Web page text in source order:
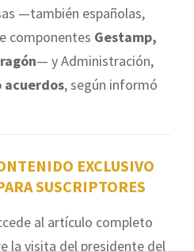
—también españolas,
componentes Gestamp,
— y Administración,
acuerdos, según informó
EXCLUSIVO
SUSCRIPTORES
al artículo completo
la visita del presidente del